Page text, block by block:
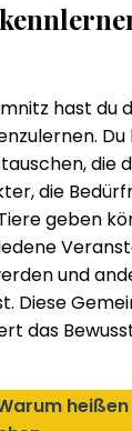
hast du
die
die
geben
und
Diese
das
heißen